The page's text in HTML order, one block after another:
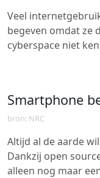
Veel
begeven omdat ze
cyberspace niet
Smartphone
bron: NRC
Altijd al de aarde
Dankzij open
alleen nog maar